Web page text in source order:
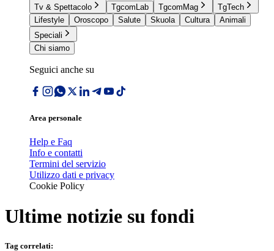
Tv & Spettacolo
TgcomLab TgcomMag
TgTech
Lifestyle
Oroscopo Salute Skuola Cultura
Animali
Speciali
Chi siamo
Seguici anche su
Area personale
Help e Faq
Info e contatti
Termini del servizio
Utilizzo dati e privacy
Cookie Policy
Ultime notizie su fondi
Tag correlati: